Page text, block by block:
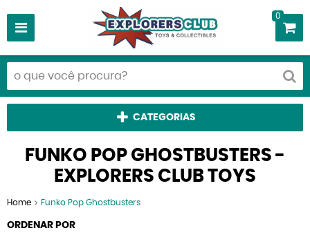
0
CATEGORIAS
FUNKO POP GHOSTBUSTERS -
EXPLORERS CLUB TOYS
Home Funko Pop Ghostbusters
ORDENAR POR